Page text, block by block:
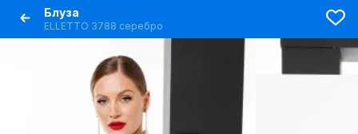
Блуза
ELLETTO 3788 серебро